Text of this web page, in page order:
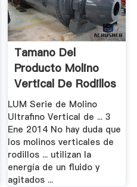
Tamano Del
Producto Molino
Vertical De Rodillos
LUM Serie de Molino
Ultrafino Vertical de ... 3
Ene 2014 No hay duda que
los molinos verticales de
rodillos ... utilizan la
energía de un fluido y
agitados ...